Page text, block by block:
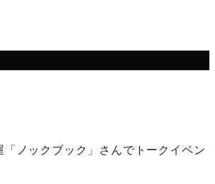
「ノックブック」さんでトークイベン